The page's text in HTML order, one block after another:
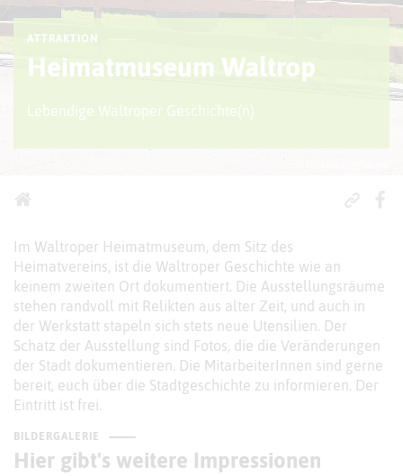
ATTRAKTION
Heimatmuseum Waltrop
Lebendige Waltroper Geschichte(n)
Im Waltroper Heimatmuseum, dem Sitz des
Heimatvereins, ist die Waltroper Geschichte wie an
keinem zweiten Ort dokumentiert. Die Ausstellungsräume
stehen randvoll mit Relikten aus alter Zeit, und auch in
der Werkstatt stapeln sich stets neue Utensilien. Der
Schatz der Ausstellung sind Fotos, die die Veränderungen
der Stadt dokumentieren. Die MitarbeiterInnen sind gerne
bereit, euch über die Stadtgeschichte zu informieren. Der
Eintritt ist frei.
BILDERGALERIE
Hier gibt's weitere Impressionen